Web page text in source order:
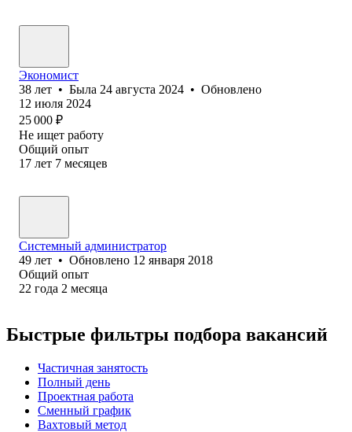
Экономист
38 лет • Была 24 августа 2024 • Обновлено
12 июля 2024
25 000 ₽
Не ищет работу
Общий опыт
17 лет 7 месяцев
Системный администратор
49 лет • Обновлено 12 января 2018
Общий опыт
22 года 2 месяца
Быстрые фильтры подбора вакансий
Частичная занятость
Полный день
Проектная работа
Сменный график
Вахтовый метод